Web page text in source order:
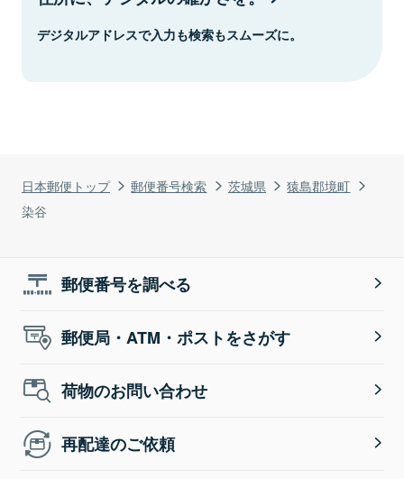
日本郵便トップ 郵便番号検索 茨城県
猿島郡境町
染谷
デジタルアドレスで入力も検索もスムーズに。
郵便番号を調べる
郵便局・ATM・ポストをさがす
荷物のお問い合わせ
再配達のご依頼